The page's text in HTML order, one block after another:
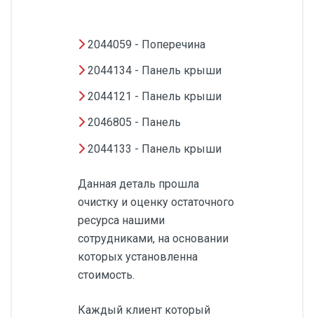
2044059 - Поперечина
2044134 - Панель крыши
2044121 - Панель крыши
2046805 - Панель
2044133 - Панель крыши
Данная деталь прошла
очистку и оценку остаточного
ресурса нашими
сотрудниками, на основании
которых установленна
стоимость.
Каждый клиент который